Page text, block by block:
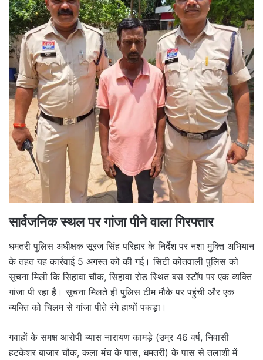
सार्वजनिक स्थल पर गांजा पीने वाला गिरफ्तार
धमतरी पुलिस अधीक्षक सूरज सिंह परिहार के निर्देश पर नशा मुक्ति अभियान
के तहत यह कार्रवाई 5 अगस्त को की गई। सिटी कोतवाली पुलिस को
सूचना मिली कि सिहावा चौक, सिहावा रोड स्थित बस स्टॉप पर एक व्यक्ति
गांजा पी रहा है। सूचना मिलते ही पुलिस टीम मौके पर पहुंची और एक
व्यक्ति को चिलम से गांजा पीते रंगे हाथों पकड़ा।
गवाहों के समक्ष आरोपी ब्यास नारायण कामड़े (उम्र 46 वर्ष, निवासी
हटकेशर बाजार चौक, कला मंच के पास, धमतरी) के पास से तलाशी में